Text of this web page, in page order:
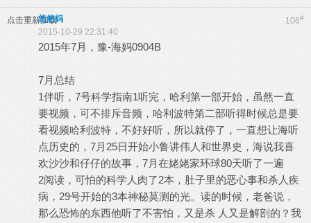
点击重新加载 106#
悠悠妈
2015-10-29 22:31:40
2015年7月，豫-海妈0904B
7月总结
1伴听，7号科学指南1听完，哈利第一部开始，虽然一直
要视频，可不排斥音频，哈利波特第二部听得时候总是要
看视频哈利波特，不好好听，所以就停了，一直想让海听
点历史的，7月25日开始小鲁讲伟人和世界史，海说我喜
欢沙沙和仔仔的故事，7月在姥姥家环球80天听了一遍
2阅读，可怕的科学人肉了2本，肚子里的恶心事和杀人疾
病，29号开始的3本神秘莫测的光。读的时候，老爸说，
那么恐怖的东西他听了不害怕，又是杀 人又是解剖的？我